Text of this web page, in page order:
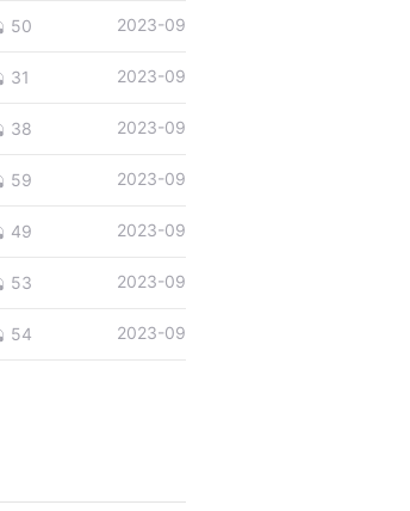
50 2023-09
31 2023-09
38 2023-09
59 2023-09
49 2023-09
53 2023-09
54 2023-09